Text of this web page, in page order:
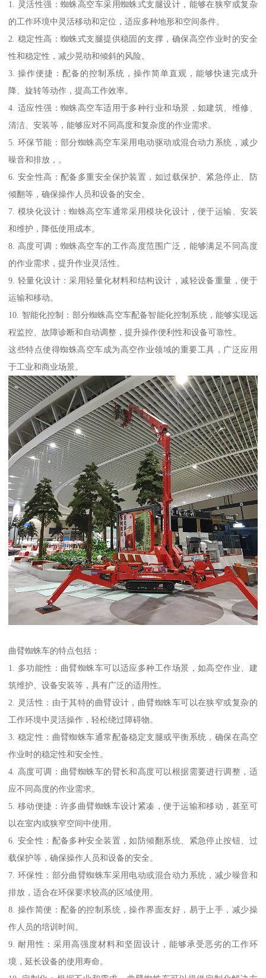
1. 灵活性强：蜘蛛高空车采用蜘蛛式支腿设计，能够在狭窄或复杂
的工作环境中灵活移动和定位，适应多种地形和空间条件。
2. 稳定性高：蜘蛛式支腿提供稳固的支撑，确保高空作业时的安全
性和稳定性，减少晃动和倾斜的风险。
3. 操作便捷：配备的控制系统，操作简单直观，能够快速完成升
降、旋转等动作，提高工作效率。
4. 适应性强：蜘蛛高空车适用于多种行业和场景，如建筑、维修、
清洁、安装等，能够应对不同高度和复杂度的作业需求。
5. 环保节能：部分蜘蛛高空车采用电动驱动或混合动力系统，减少
噪音和排放，。
6. 安全性高：配备多重安全保护装置，如过载保护、紧急停止、防
倾翻等，确保操作人员和设备的安全。
7. 模块化设计：蜘蛛高空车通常采用模块化设计，便于运输、安装
和维护，降低使用成本。
8. 高度可调：蜘蛛高空车的工作高度范围广泛，能够满足不同高度
的作业需求，提升作业灵活性。
9. 轻量化设计：采用轻量化材料和结构设计，减轻设备重量，便于
运输和移动。
10. 智能化控制：部分蜘蛛高空车配备智能化控制系统，能够实现远
程监控、故障诊断和自动调整，提升操作便利性和设备可靠性。
这些特点使得蜘蛛高空车成为高空作业领域的重要工具，广泛应用
于工业和商业场景。
曲臂蜘蛛车的特点包括：
1. 多功能性：曲臂蜘蛛车可以适应多种工作场景，如高空作业、建
筑维护、设备安装等，具有广泛的适用性。
2. 灵活性：由于其特的曲臂设计，曲臂蜘蛛车可以在狭窄或复杂的
工作环境中灵活操作，轻松绕过障碍物。
3. 稳定性：曲臂蜘蛛车通常配备稳定支腿或平衡系统，确保在高空
作业时的稳定性和安全性。
4. 高度可调：曲臂蜘蛛车的臂长和高度可以根据需要进行调整，适
应不同高度的作业需求。
5. 移动便捷：许多曲臂蜘蛛车设计紧凑，便于运输和移动，甚至可
以在室内或狭窄空间中使用。
6. 安全性：配备多种安全装置，如防倾翻系统、紧急停止按钮、过
载保护等，确保操作人员和设备的安全。
7. 环保性：部分曲臂蜘蛛车采用电动或混合动力系统，减少噪音和
排放，适合在环保要求较高的区域使用。
8. 操作简便：配备的控制系统，操作界面友好，易于上手，减少操
作人员的培训时间。
9. 耐用性：采用高强度材料和坚固设计，能够承受恶劣的工作环
境，延长设备的使用寿命。